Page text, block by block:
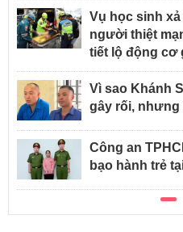
Vụ học sinh
người thiệt
tiết lộ động cơ
Vì sao Khánh
gây rối, nhưng
Công an
bạo hành trẻ